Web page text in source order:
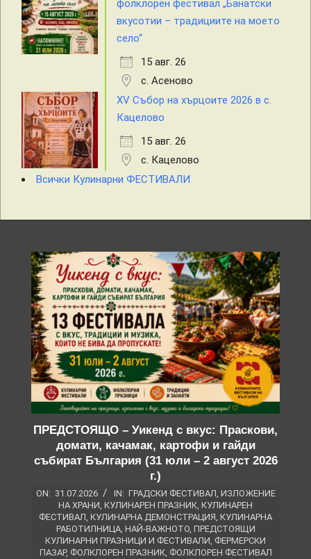
фолклорен фестивал „Банатски
вкусотии – традициите на моето
село“
15 авг. 26
с. Асеново
XV Събор на хърцоите 2026 в с.
Кацелово
15 авг. 26
с. Кацелово
Всички Кулинарни ФЕСТИВАЛИ
ПРЕДСТОЯЩО – Уикенд с вкус: Праскови,
домати, качамак, картофи и гайди
събират България (31 юли – 2 август 2026
г.)
ON: 31.07.2026 IN: ГРАДСКИ ФЕСТИВАЛ, ИЗЛОЖЕНИЕ
НА ХРАНИ, КУЛИНАРЕН ПРАЗНИК, КУЛИНАРЕН
ФЕСТИВАЛ, КУЛИНАРНА ДЕМОНСТРАЦИЯ, КУЛИНАРНА
РАБОТИЛНИЦА, НАЙ-ВАЖНОТО, ПРЕДСТОЯЩИ
КУЛИНАРНИ ПРАЗНИЦИ И ФЕСТИВАЛИ, ФЕРМЕРСКИ
ПАЗАР, ФОЛКЛОРЕН ПРАЗНИК, ФОЛКЛОРЕН ФЕСТИВАЛ